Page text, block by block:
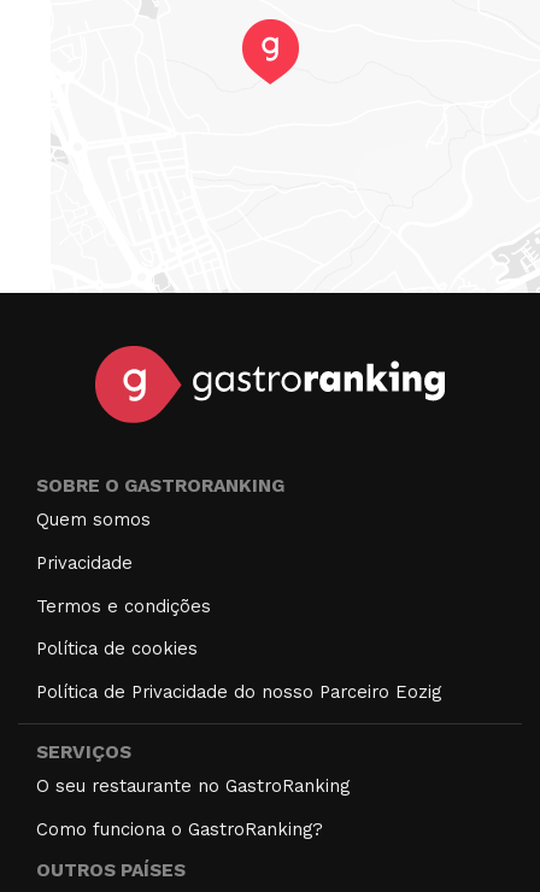
SOBRE O GASTRORANKING
Quem somos
Privacidade
Termos e condições
Política de cookies
Política de Privacidade do nosso Parceiro Eozig
SERVIÇOS
O seu restaurante no GastroRanking
Como funciona o GastroRanking?
OUTROS PAÍSES